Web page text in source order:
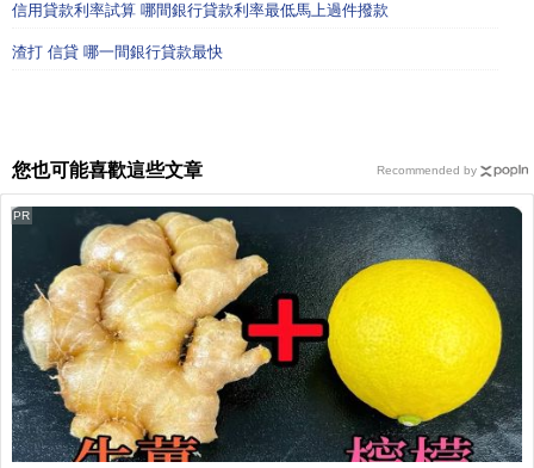
信用貸款利率試算 哪間銀行貸款利率最低馬上過件撥款
渣打 信貸 哪一間銀行貸款最快
您也可能喜歡這些文章
PR
Recommended by